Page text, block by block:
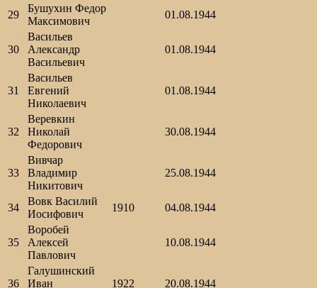
29
Бушухин Федор
Максимович
01.08.1944
30
Васильев
Александр
Васильевич
01.08.1944
31
Васильев
Евгений
Николаевич
01.08.1944
32
Веревкин
Николай
Федорович
30.08.1944
33
Вивчар
Владимир
Никитович
25.08.1944
34
Вовк Василий
Иосифович
1910 04.08.1944
35
Воробей
Алексей
Павлович
10.08.1944
36
Галушинский
Иван
1922 20.08.1944